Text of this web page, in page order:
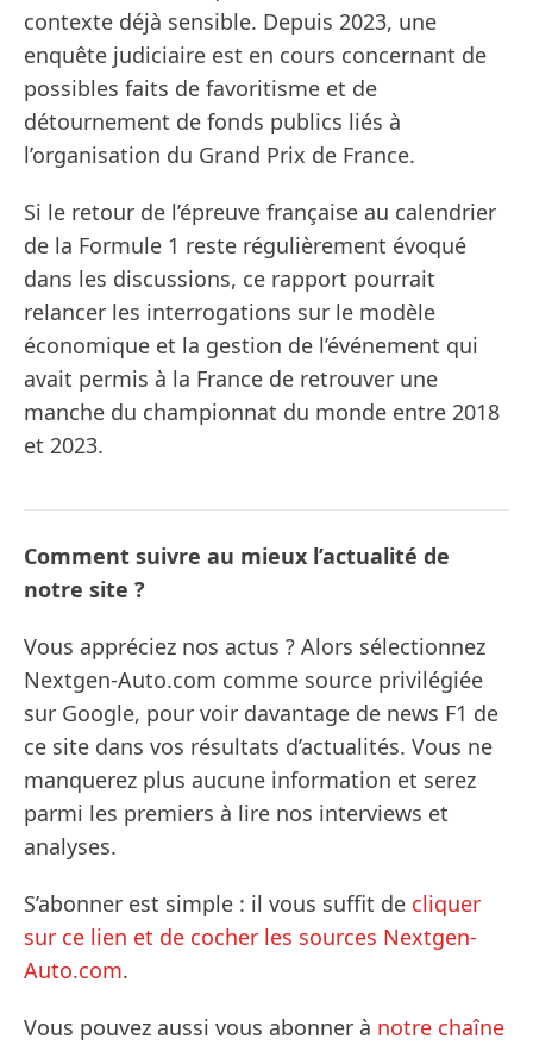
contexte déjà sensible. Depuis 2023, une
enquête judiciaire est en cours concernant de
possibles faits de favoritisme et de
détournement de fonds publics liés à
l’organisation du Grand Prix de France.
Si le retour de l’épreuve française au calendrier
de la Formule 1 reste régulièrement évoqué
dans les discussions, ce rapport pourrait
relancer les interrogations sur le modèle
économique et la gestion de l’événement qui
avait permis à la France de retrouver une
manche du championnat du monde entre 2018
et 2023.
Comment suivre au mieux l’actualité de
notre site ?
Vous appréciez nos actus ? Alors sélectionnez
Nextgen-Auto.com comme source privilégiée
sur Google, pour voir davantage de news F1 de
ce site dans vos résultats d’actualités. Vous ne
manquerez plus aucune information et serez
parmi les premiers à lire nos interviews et
analyses.
S’abonner est simple : il vous suffit de cliquer
sur ce lien et de cocher les sources Nextgen-
Auto.com.
Vous pouvez aussi vous abonner à notre chaîne